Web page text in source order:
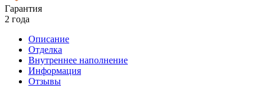
Гарантия
2 года
Описание
Отделка
Внутреннее наполнение
Информация
Отзывы